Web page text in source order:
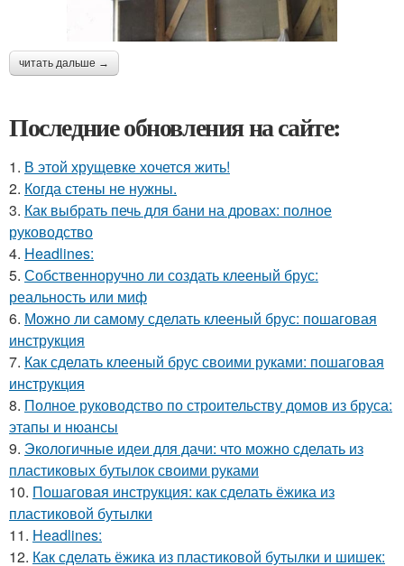
читать дальше →
Последние обновления на сайте:
1. В этой хрущевке хочется жить!
2. Когда стены не нужны.
3. Как выбрать печь для бани на дровах: полное
руководство
4. Headlines:
5. Собственноручно ли создать клееный брус:
реальность или миф
6. Можно ли самому сделать клееный брус: пошаговая
инструкция
7. Как сделать клееный брус своими руками: пошаговая
инструкция
8. Полное руководство по строительству домов из бруса:
этапы и нюансы
9. Экологичные идеи для дачи: что можно сделать из
пластиковых бутылок своими руками
10. Пошаговая инструкция: как сделать ёжика из
пластиковой бутылки
11. Headlines:
12. Как сделать ёжика из пластиковой бутылки и шишек: